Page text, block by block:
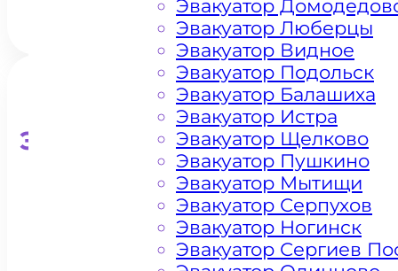
Эвакуатор для
Эвакуатор
Эвакуатор Люберцы
Эвакуатор Видное
Эвакуатор Подольск
Эвакуатор Балашиха
Эвакуатор Истра
Эвакуатор Щелково
Эвакуатор Пушкино
Эвакуатор Мытищи
Эвакуатор Серпухов
Эвакуатор Ногинск
Эвакуатор Сергиев